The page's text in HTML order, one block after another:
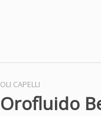
OLI CAPELLI
Orofluido